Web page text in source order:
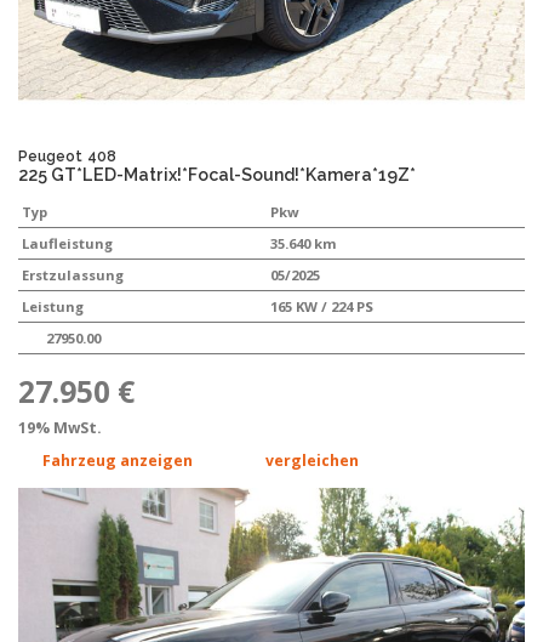
Peugeot 408
225 GT*LED-Matrix!*Focal-Sound!*Kamera*19Z*
Typ
Pkw
Laufleistung
35.640 km
Erstzulassung
05/2025
Leistung
165 KW / 224 PS
27950.00
27.950 €
19% MwSt.
Fahrzeug anzeigen
vergleichen